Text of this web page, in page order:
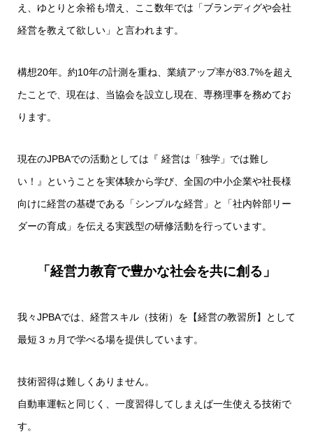
え、ゆとりと余裕も増え、ここ数年では「ブランディグや会社
経営を教えて欲しい」と言われます。
構想20年。約10年の計測を重ね、業績アップ率が83.7%を超え
たことで、現在は、当協会を設立し現在、専務理事を務めてお
ります。
現在のJPBAでの活動としては『 経営は「独学」では難し
い！』ということを実体験から学び、全国の中小企業や社長様
向けに経営の基礎である「シンプルな経営」と「社内幹部リー
ダーの育成」を伝える実践型の研修活動を行っています。
「経営力教育で豊かな社会を共に創る」
我々JPBAでは、経営スキル（技術）を【経営の教習所】として
最短３ヵ月で学べる場を提供しています。
技術習得は難しくありません。
自動車運転と同じく、一度習得してしまえば一生使える技術で
す。